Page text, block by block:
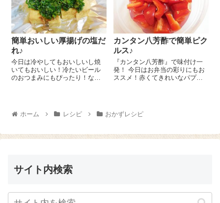
です＾...
簡単おいしい厚揚げの塩だ
れ♪
今日は冷やしてもおいしいし焼
いてもおいしい！冷たいビール
のおつまみにもぴったり！な厚
し、ねぎ 大さじ4、ごま油 大
さじ1、ブラックペッパー
カンタン八芳酢で簡単ピク
ルス♪
『カンタン八芳酢』で味付け一
発！ 今日はお弁当の彩りにもお
ススメ！赤くてきれいなパプリ
ます。そこに『カンタン八芳
酢』 をひたひたに...
ホーム レシピ おかずレシピ
サイト内検索